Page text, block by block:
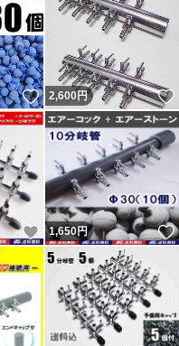
いいね！
2,600 円
いいね！
1,650円